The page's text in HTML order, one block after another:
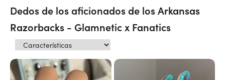
Dedos de los aficionados de los Arkansas
Razorbacks - Glamnetic x Fanatics